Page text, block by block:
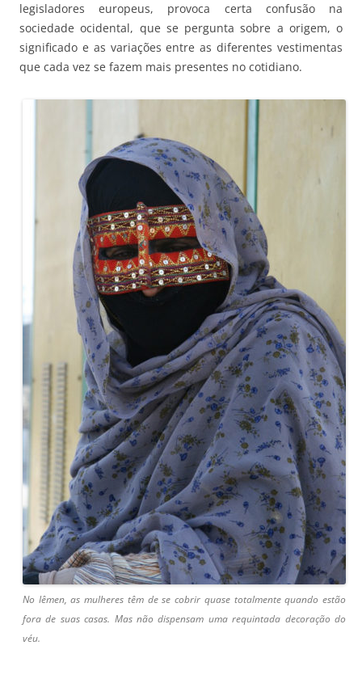
legisladores europeus, provoca certa confusão na
sociedade ocidental, que se pergunta sobre a origem, o
significado e as variações entre as diferentes vestimentas
que cada vez se fazem mais presentes no cotidiano.
No Iêmen, as mulheres têm de se cobrir quase totalmente quando estão
fora de suas casas. Mas não dispensam uma requintada decoração do
véu.